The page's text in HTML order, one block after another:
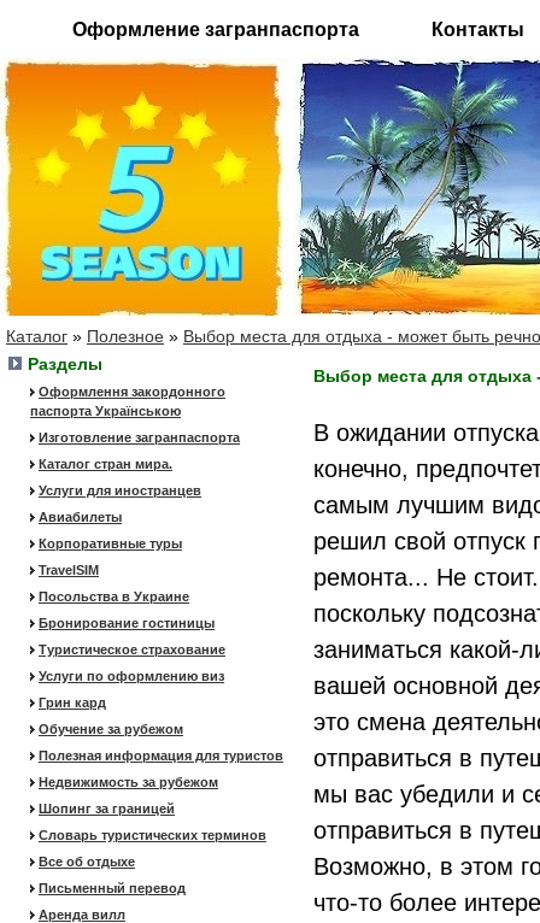
Оформление загранпаспорта Контакты
Каталог » Полезное » Выбор места для отдыха - может быть
Разделы
Оформлення закордонного
паспорта Українською
Изготовление загранпаспорта
Каталог стран мира.
Услуги для иностранцев
Авиабилеты
Корпоративные туры
TravelSIM
Посольства в Украине
Бронирование гостиницы
Туристическое страхование
Услуги по оформлению виз
Грин кард
Обучение за рубежом
Полезная информация для туристов
Недвижимость за рубежом
Шопинг за границей
Словарь туристических терминов
Все об отдыхе
Письменный перевод
Аренда вилл
Выбор места для отдыха
В ожидании
конечно,
самым лучшим
решил свой отпуск
ремонта... Не
поскольку
заниматься какой-
вашей основной
это смена
отправиться в
мы вас убедили и
отправиться в
Возможно, в этом
что-то более